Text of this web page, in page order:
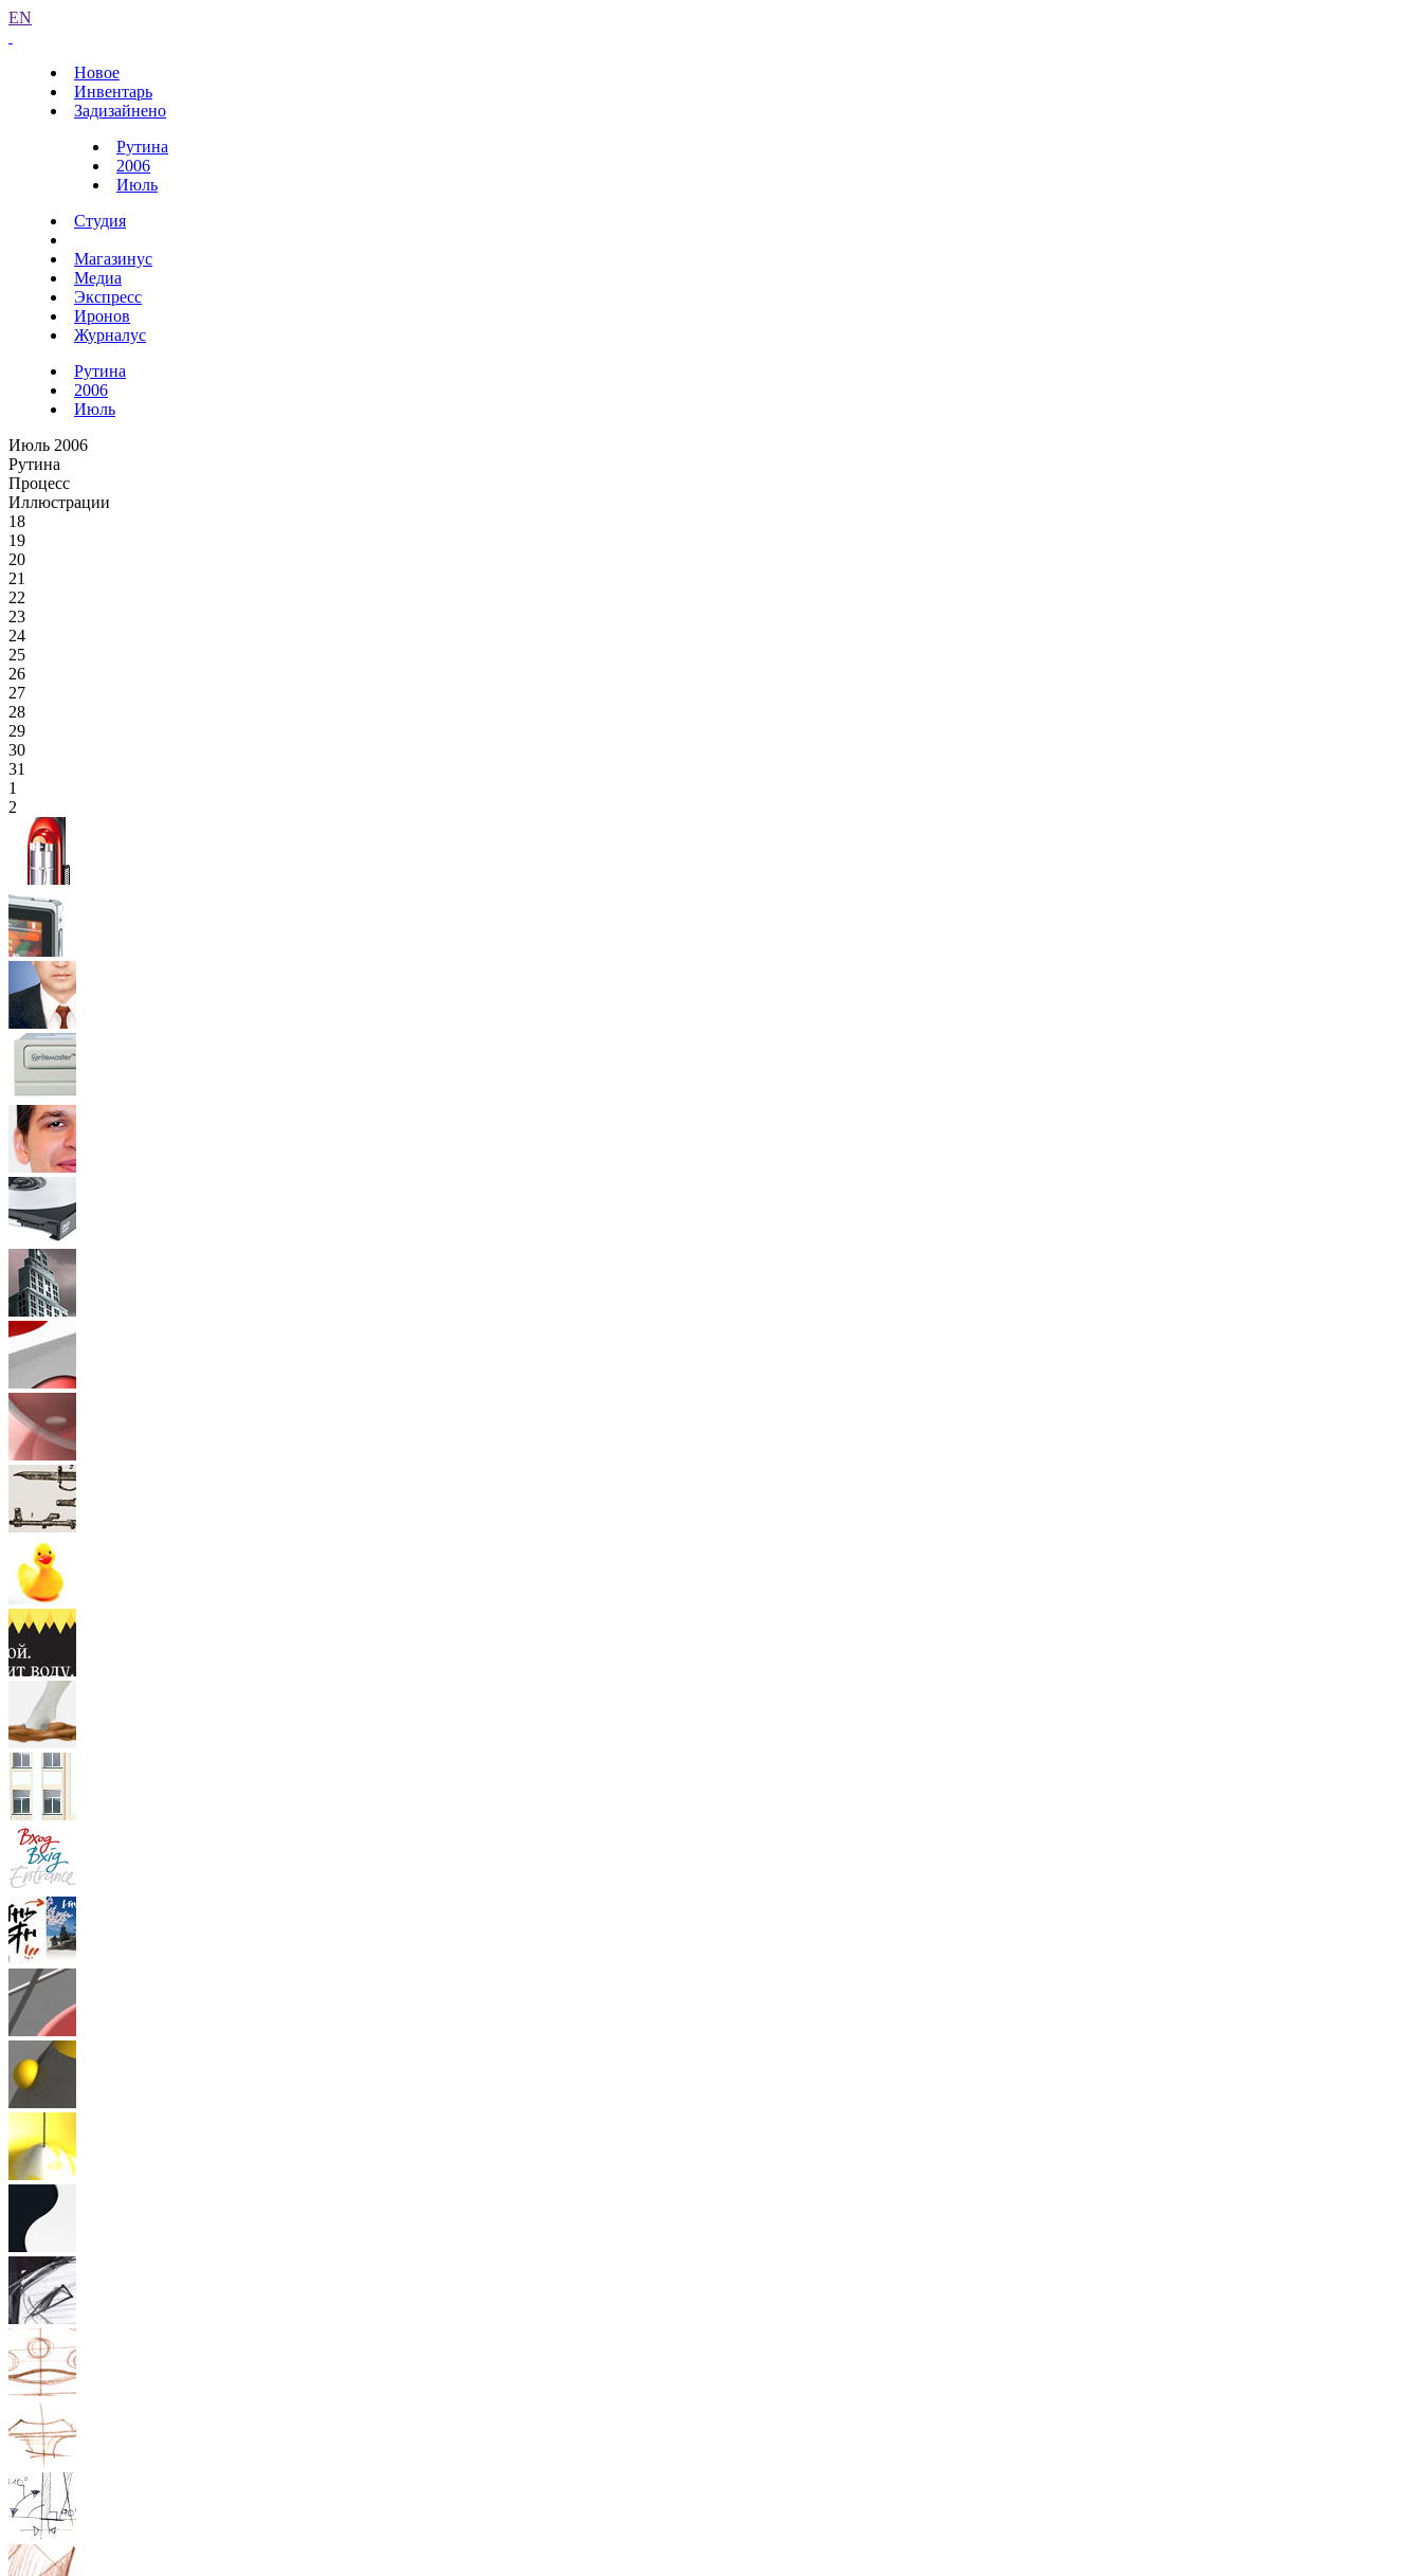
EN
Новое
Инвентарь
Задизайнено
Рутина
2006
Июль
Студия
Магазинус
Медиа
Экспресс
Иронов
Журналус
Рутина
2006
Июль
Июль 2006
Рутина
Процесс
Иллюстрации
18
19
20
21
22
23
24
25
26
27
28
29
30
31
1
2